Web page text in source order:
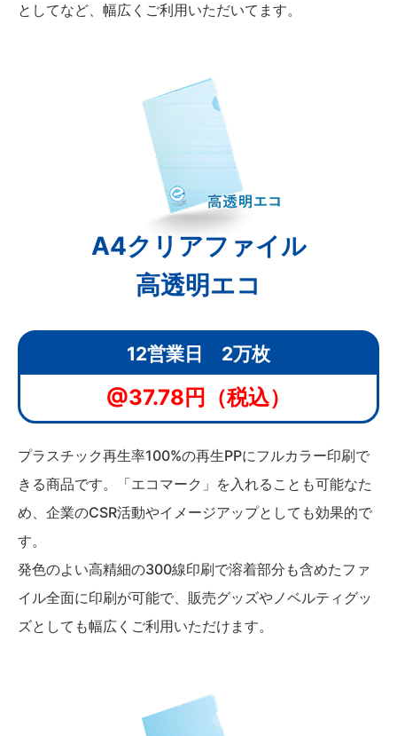
としてなど、幅広くご利用いただいてます。
A4クリアファイル
高透明エコ
12営業日 2万枚
@37.78円（税込）
プラスチック再生率100%の再生PPにフルカラー印刷で
きる商品です。「エコマーク」を入れることも可能なた
め、企業のCSR活動やイメージアップとしても効果的で
す。
発色のよい高精細の300線印刷で溶着部分も含めたファ
イル全面に印刷が可能で、販売グッズやノベルティグッ
ズとしても幅広くご利用いただけます。